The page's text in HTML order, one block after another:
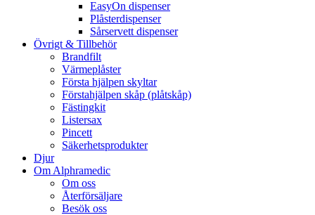
EasyOn dispenser
Plåsterdispenser
Sårservett dispenser
Övrigt & Tillbehör
Brandfilt
Värmeplåster
Första hjälpen skyltar
Förstahjälpen skåp (plåtskåp)
Fästingkit
Listersax
Pincett
Säkerhetsprodukter
Djur
Om Alphramedic
Om oss
Återförsäljare
Besök oss